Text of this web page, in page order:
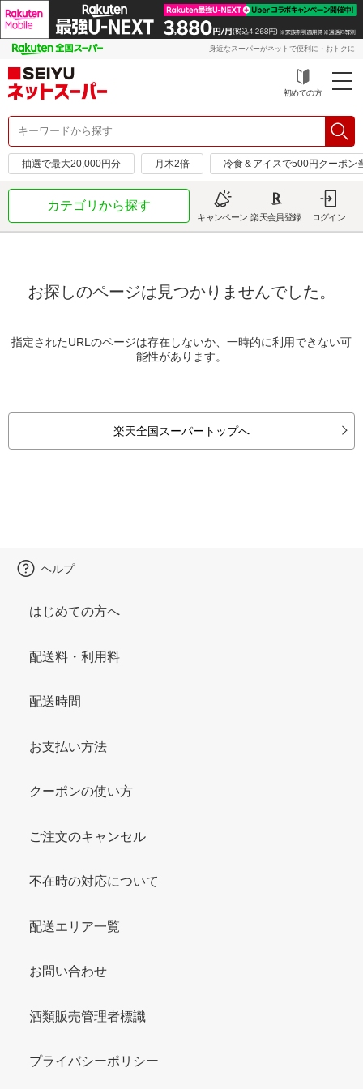
身近なスーパーがネットで便利に・おトクに
初めての方
抽選で最大20,000円分 月木2倍 冷食＆アイスで500円クーポン
カテゴリから探す
キャンペーン 楽天会員登録 ログイン
お探しのページは見つかりませんでした。
指定されたURLのページは存在しないか、一時的に利用できない可
能性があります。
楽天全国スーパートップへ
ヘルプ
はじめての方へ
配送料・利用料
配送時間
お支払い方法
クーポンの使い方
ご注文のキャンセル
不在時の対応について
配送エリア一覧
お問い合わせ
酒類販売管理者標識
プライバシーポリシー